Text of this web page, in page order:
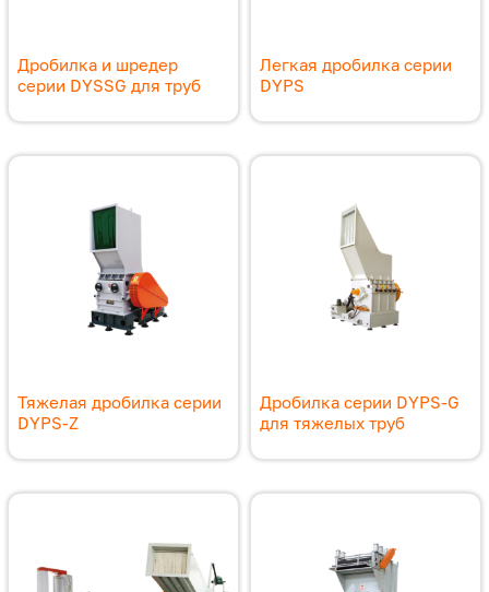
Дробилка и шредер
серии DYSSG для труб
Легкая дробилка серии
DYPS
Тяжелая дробилка серии
DYPS-Z
Дробилка серии DYPS-G
для тяжелых труб